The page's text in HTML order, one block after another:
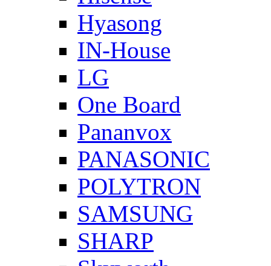
Hyasong
IN-House
LG
One Board
Pananvox
PANASONIC
POLYTRON
SAMSUNG
SHARP